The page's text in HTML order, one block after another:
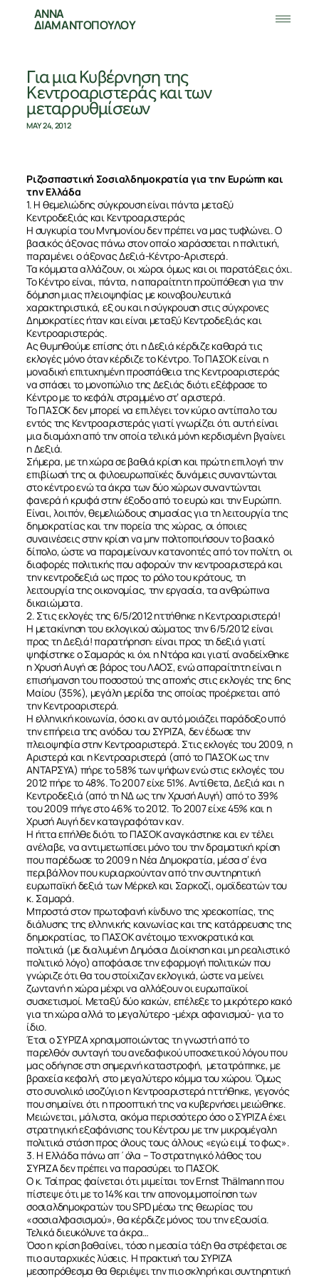
ΑΝΝΑ
ΔΙΑΜΑΝΤΟΠΟΥΛΟΥ
Για μια Κυβέρνηση της
Κεντροαριστεράς και των
μεταρρυθμίσεων
MAY 24, 2012
Ριζοσπαστική Σοσιαλδημοκρατία για την Ευρώπη και
την Ελλάδα
1. Η θεμελιώδης σύγκρουση είναι πάντα μεταξύ
Κεντροδεξιάς και Κεντροαριστεράς
Η συγκυρία του Μνημονίου δεν πρέπει να μας τυφλώνει. Ο
βασικός άξονας πάνω στον οποίο χαράσσεται η πολιτική,
παραμένει ο άξονας Δεξιά-Κέντρο-Αριστερά.
Τα κόμματα αλλάζουν, οι χώροι όμως και οι παρατάξεις όχι.
Το Κέντρο είναι, πάντα, η απαραίτητη προϋπόθεση για την
δόμηση μιας πλειοψηφίας με κοινοβουλευτικά
χαρακτηριστικά, εξ ου και η σύγκρουση στις σύγχρονες
Δημοκρατίες ήταν και είναι μεταξύ Κεντροδεξιάς και
Κεντροαριστεράς.
Ας θυμηθούμε επίσης ότι η Δεξιά κέρδιζε καθαρά τις
εκλογές μόνο όταν κέρδιζε το Κέντρο. Το ΠΑΣΟΚ είναι η
μοναδική επιτυχημένη προσπάθεια της Κεντροαριστεράς
να σπάσει το μονοπώλιο της Δεξιάς διότι εξέφρασε το
Κέντρο με το κεφάλι στραμμένο στ’ αριστερά.
Το ΠΑΣΟΚ δεν μπορεί να επιλέγει τον κύριο αντίπαλο του
εντός της Κεντροαριστεράς γιατί γνωρίζει ότι αυτή είναι
μια διαμάχη από την οποία τελικά μόνη κερδισμένη βγαίνει
η Δεξιά.
Σήμερα, με τη χώρα σε βαθιά κρίση και πρώτη επιλογή την
επιβίωσή της οι φιλοευρωπαϊκές δυνάμεις συναντώνται
στο κέντρο ενώ τα άκρα των δύο χώρων συναντώνται
φανερά ή κρυφά στην έξοδο από το ευρώ και την Ευρώπη.
Είναι, λοιπόν, θεμελιώδους σημασίας για τη λειτουργία της
δημοκρατίας και την πορεία της χώρας, οι όποιες
συναινέσεις στην κρίση να μην πολτοποιήσουν το βασικό
δίπολο, ώστε να παραμείνουν κατανοητές από τον πολίτη, οι
διαφορές πολιτικής που αφορούν την κεντροαριστερά και
την κεντροδεξιά ως προς το ρόλο του κράτους, τη
λειτουργία της οικονομίας, την εργασία, τα ανθρώπινα
δικαιώματα.
2. Στις εκλογές της 6/5/2012 ηττήθηκε η Κεντροαριστερά!
Η μετακίνηση του εκλογικού σώματος την 6/5/2012 είναι
προς τη Δεξιά! παρατήρηση: είναι προς τη δεξιά γιατί
ψηφίστηκε ο Σαμαράς κι όχι η Ντόρα και γιατί αναδείχθηκε
η Χρυσή Αυγή σε βάρος του ΛΑΟΣ, ενώ απαραίτητη είναι η
επισήμανση του ποσοστού της αποχής στις εκλογές της 6ης
Μαίου (35%), μεγάλη μερίδα της οποίας προέρχεται από
την Κεντροαριστερά.
Η ελληνική κοινωνία, όσο κι αν αυτό μοιάζει παράδοξο υπό
την επήρεια της ανόδου του ΣΥΡΙΖΑ, δεν έδωσε την
πλειοψηφία στην Κεντροαριστερά. Στις εκλογές του 2009, η
Αριστερά και η Κεντροαριστερά (από το ΠΑΣΟΚ ως την
ΑΝΤΑΡΣΥΑ) πήρε το 58% των ψήφων ενώ στις εκλογές του
2012 πήρε το 48%. Το 2007 είχε 51%. Αντίθετα, Δεξιά και η
Κεντροδεξιά (από τη ΝΔ ως την Χρυσή Αυγή) από το 39%
του 2009 πήγε στο 46% το 2012. Το 2007 είχε 45% και η
Χρυσή Αυγή δεν καταγραφόταν καν.
Η ήττα επήλθε διότι το ΠΑΣΟΚ αναγκάστηκε και εν τέλει
ανέλαβε, να αντιμετωπίσει μόνο του την δραματική κρίση
που παρέδωσε το 2009 η Νέα Δημοκρατία, μέσα σ’ ένα
περιβάλλον που κυριαρχούνταν από την συντηρητική
ευρωπαϊκή δεξιά των Μέρκελ και Σαρκοζί, ομοϊδεατών του
κ. Σαμαρά.
Μπροστά στον πρωτοφανή κίνδυνο της χρεοκοπίας, της
διάλυσης της ελληνικής κοινωνίας και της κατάρρευσης της
δημοκρατίας, το ΠΑΣΟΚ ανέτοιμο τεχνοκρατικά και
πολιτικά (με διαλυμένη Δημόσια Διοίκηση και μη ρεαλιστικό
πολιτικό λόγο) αποφάσισε την εφαρμογή πολιτικών που
γνώριζε ότι θα του στοίχιζαν εκλογικά, ώστε να μείνει
ζωντανή η χώρα μέχρι να αλλάξουν οι ευρωπαϊκοί
συσχετισμοί. Μεταξύ δύο κακών, επέλεξε το μικρότερο κακό
για τη χώρα αλλά το μεγαλύτερο -μέχρι αφανισμού- για το
ίδιο.
Έτσι ο ΣΥΡΙΖΑ χρησιμοποιώντας τη γνωστή από το
παρελθόν συνταγή του ανεδαφικού υποσχετικού λόγου που
μας οδήγησε στη σημερινή καταστροφή, μετατράπηκε, με
βραχεία κεφαλή, στο μεγαλύτερο κόμμα του χώρου. Όμως
στο συνολικό ισοζύγιο η Κεντροαριστερά ηττήθηκε, γεγονός
που σημαίνει ότι η προοπτική της να κυβερνήσει μειώθηκε.
Μειώνεται, μάλιστα, ακόμα περισσότερο όσο ο ΣΥΡΙΖΑ έχει
στρατηγική εξαφάνισης του Κέντρου με την μικρομέγαλη
πολιτικά στάση προς όλους τους άλλους «εγώ ειμί το φως».
3. Η Ελλάδα πάνω απ΄όλα – Το στρατηγικό λάθος του
ΣΥΡΙΖΑ δεν πρέπει να παρασύρει το ΠΑΣΟΚ.
Ο κ. Τσίπρας φαίνεται ότι μιμείται τον Ernst Thälmann που
πίστεψε ότι με το 14% και την απονομιμοποίηση των
σοσιαλδημοκρατών του SPD μέσω της θεωρίας του
«σοσιαλφασισμού», θα κέρδιζε μόνος του την εξουσία.
Τελικά διευκόλυνε τα άκρα…
Όσο η κρίση βαθαίνει, τόσο η μεσαία τάξη θα στρέφεται σε
πιο αυταρχικές λύσεις. Η πρακτική του ΣΥΡΙΖΑ
μεσοπρόθεσμα θα θεριέψει την πιο σκληρή και συντηρητική